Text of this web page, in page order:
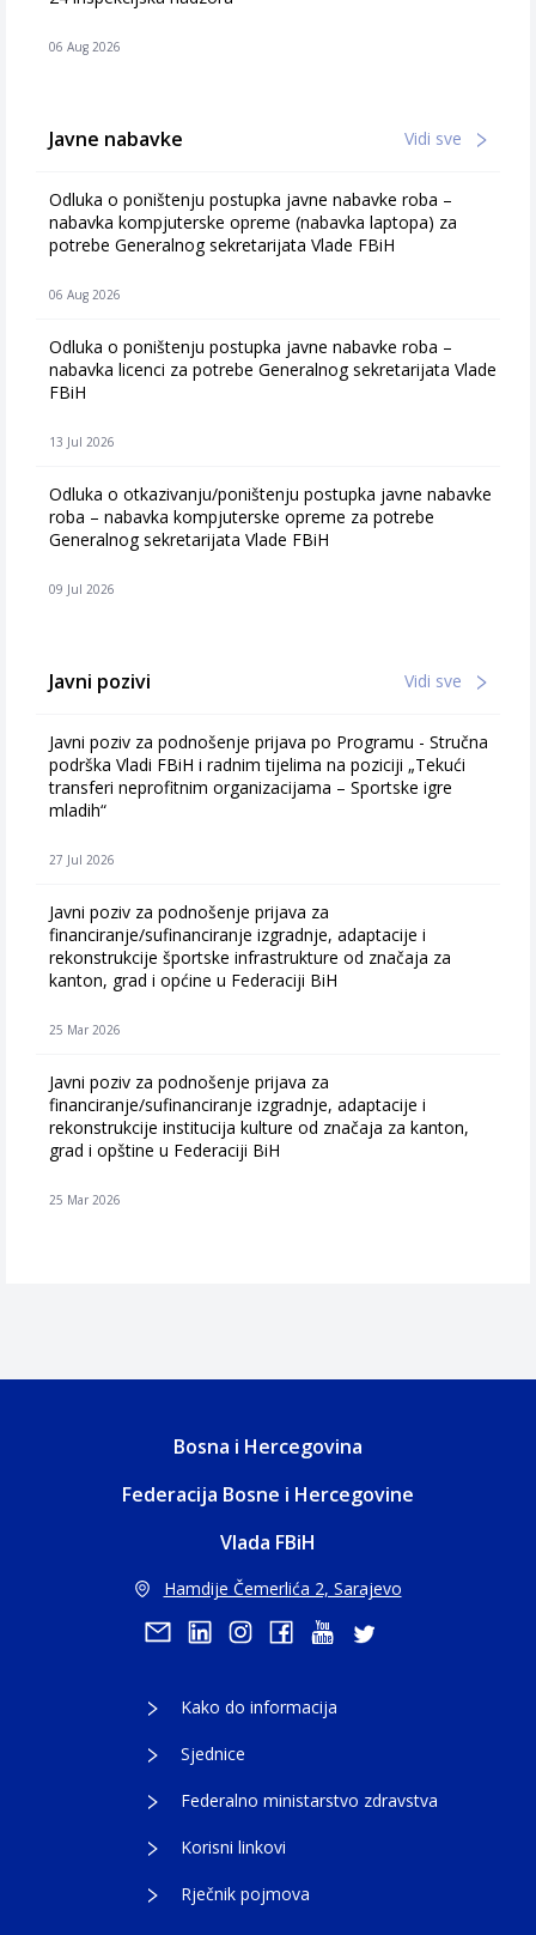
06 Aug 2026
Javne nabavke Vidi sve
Odluka o poništenju postupka javne nabavke roba –
nabavka kompjuterske opreme (nabavka laptopa) za
potrebe Generalnog sekretarijata Vlade FBiH
06 Aug 2026
Odluka o poništenju postupka javne nabavke roba –
nabavka licenci za potrebe Generalnog sekretarijata Vlade
FBiH
13 Jul 2026
Odluka o otkazivanju/poništenju postupka javne nabavke
roba – nabavka kompjuterske opreme za potrebe
Generalnog sekretarijata Vlade FBiH
09 Jul 2026
Javni pozivi Vidi sve
Javni poziv za podnošenje prijava po Programu - Stručna
podrška Vladi FBiH i radnim tijelima na poziciji „Tekući
transferi neprofitnim organizacijama – Sportske igre
mladih“
27 Jul 2026
Javni poziv za podnošenje prijava za
financiranje/sufinanciranje izgradnje, adaptacije i
rekonstrukcije športske infrastrukture od značaja za
kanton, grad i općine u Federaciji BiH
25 Mar 2026
Javni poziv za podnošenje prijava za
financiranje/sufinanciranje izgradnje, adaptacije i
rekonstrukcije institucija kulture od značaja za kanton,
grad i opštine u Federaciji BiH
25 Mar 2026
Bosna i Hercegovina
Federacija Bosne i Hercegovine
Vlada FBiH
Hamdije Čemerlića 2, Sarajevo
Kako do informacija
Sjednice
Federalno ministarstvo zdravstva
Korisni linkovi
Rječnik pojmova